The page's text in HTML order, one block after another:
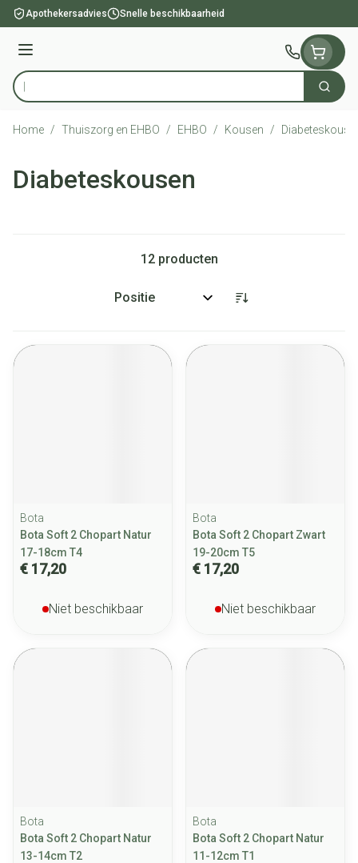
Ga naar de inhoud
Apothekersadvies Snelle beschikbaarheid
Menu
Product, merk, categorie... Zoek
Home / Thuiszorg en EHBO / EHBO / Kousen /
Diabeteskousen
12producten
Sorteer op:
Bota
Bota Soft 2 Chopart Natur
17-18cm T4
€ 17,20
Niet beschikbaar
Bota
Bota Soft 2 Chopart Zwart
19-20cm T5
€ 17,20
Niet beschikbaar
Bota
Bota Soft 2 Chopart Natur
13-14cm T2
Bota
Bota Soft 2 Chopart Natur
11-12cm T1